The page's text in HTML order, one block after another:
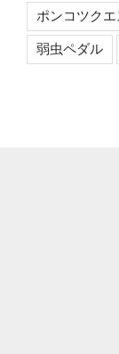
ポンコツクエ
弱虫ペダル